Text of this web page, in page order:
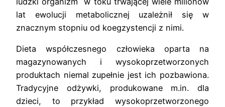
lat ewolucji metabolicznej uzależnił się w
znacznym stopniu od koegzystencji z nimi.
Dieta współczesnego człowieka oparta na
magazynowanych i wysokoprzetworzonych
produktach niemal zupełnie jest ich pozbawiona.
Tradycyjne odżywki, produkowane m.in. dla
dzieci, to przykład wysokoprzetworzonego